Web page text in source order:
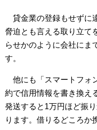
貸金業の登録もせずに
脅迫とも言える取り立て
らせかのように会社にま
す。
他にも「スマートフォ
約で信用情報を書き換え
発送すると1万円ほど振
ります。借りるどころか